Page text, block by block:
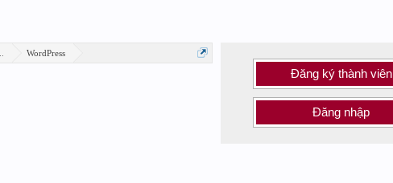
WordPress
Đăng ký thành viên
Đăng nhập